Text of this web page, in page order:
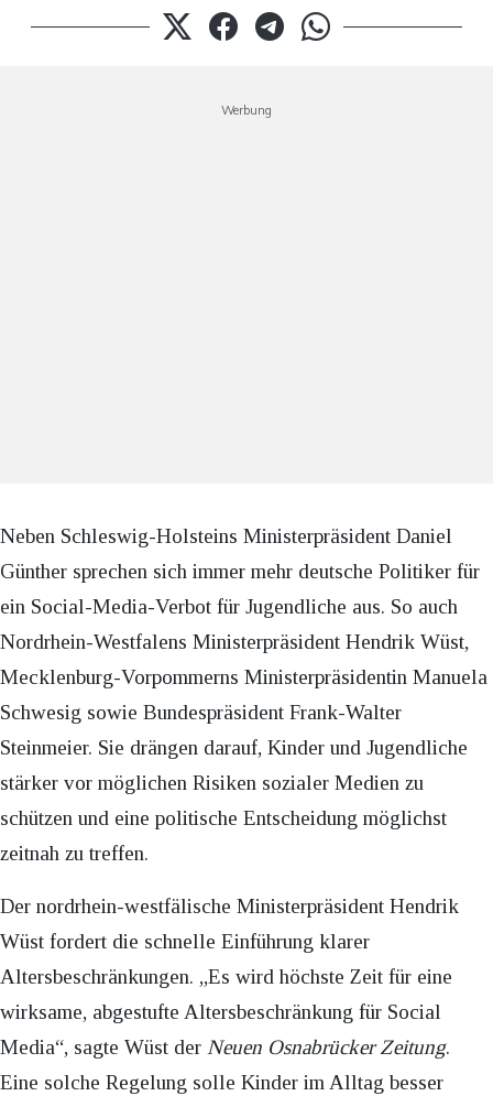
Werbung
Neben Schleswig-Holsteins Ministerpräsident Daniel
Günther sprechen sich immer mehr deutsche Politiker für
ein Social-Media-Verbot für Jugendliche aus. So auch
Nordrhein-Westfalens Ministerpräsident Hendrik Wüst,
Mecklenburg-Vorpommerns Ministerpräsidentin Manuela
Schwesig sowie Bundespräsident Frank-Walter
Steinmeier. Sie drängen darauf, Kinder und Jugendliche
stärker vor möglichen Risiken sozialer Medien zu
schützen und eine politische Entscheidung möglichst
zeitnah zu treffen.
Der nordrhein-westfälische Ministerpräsident Hendrik
Wüst fordert die schnelle Einführung klarer
Altersbeschränkungen. „Es wird höchste Zeit für eine
wirksame, abgestufte Altersbeschränkung für Social
Media“, sagte Wüst der Neuen Osnabrücker Zeitung.
Eine solche Regelung solle Kinder im Alltag besser